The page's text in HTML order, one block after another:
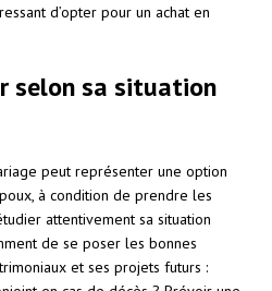
d’opter pour un achat en
selon sa situation
peut représenter une option
à condition de prendre les
attentivement sa situation
de se poser les bonnes
et ses projets futurs :